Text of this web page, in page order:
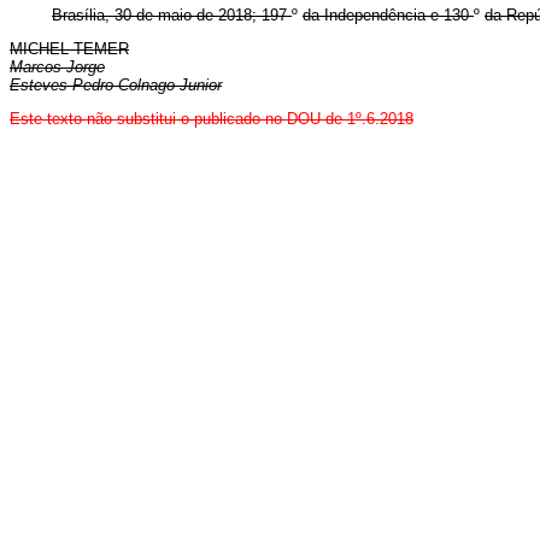
Brasília, 30 de maio de 2018; 197º da Independência e 130º da
MICHEL TEMER
Marcos Jorge
Esteves Pedro Colnago Junior
Este texto não substitui o publicado no DOU de 1º.6.2018